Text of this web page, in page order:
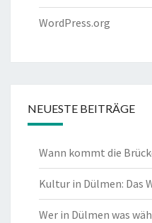
WordPress.org
NEUESTE BEITRÄGE
Wann kommt die
Kultur in Dülmen: Das
Wer in Dülmen was